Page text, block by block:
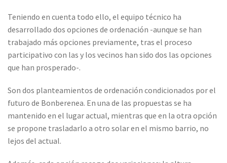
Teniendo en cuenta todo ello, el equipo técnico ha
desarrollado dos opciones de ordenación -aunque se han
trabajado más opciones previamente, tras el proceso
participativo con las y los vecinos han sido dos las opciones
que han prosperado-.
Son dos planteamientos de ordenación condicionados por el
futuro de Bonberenea. En una de las propuestas se ha
mantenido en el lugar actual, mientras que en la otra opción
se propone trasladarlo a otro solar en el mismo barrio, no
lejos del actual.